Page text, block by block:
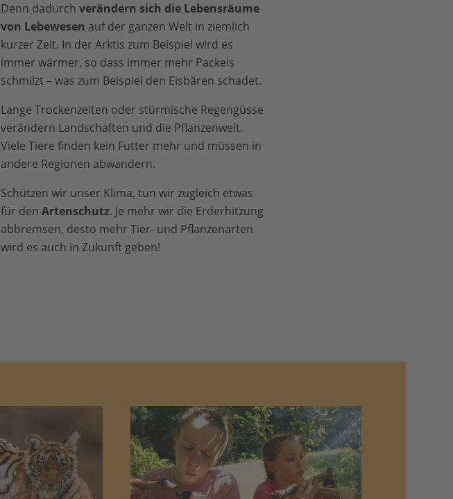
Denn dadurch verändern sich die Lebensräume
von Lebewesen auf der ganzen Welt in ziemlich
kurzer Zeit. In der Arktis zum Beispiel wird es
immer wärmer, so dass immer mehr Packeis
schmilzt – was zum Beispiel den Eisbären schadet.
Lange Trockenzeiten oder stürmische Regengüsse
verändern Landschaften und die Pflanzenwelt.
Viele Tiere finden kein Futter mehr und müssen in
andere Regionen abwandern.
Schützen wir unser Klima, tun wir zugleich etwas
für den Artenschutz. Je mehr wir die Erderhitzung
abbremsen, desto mehr Tier- und Pflanzenarten
wird es auch in Zukunft geben!